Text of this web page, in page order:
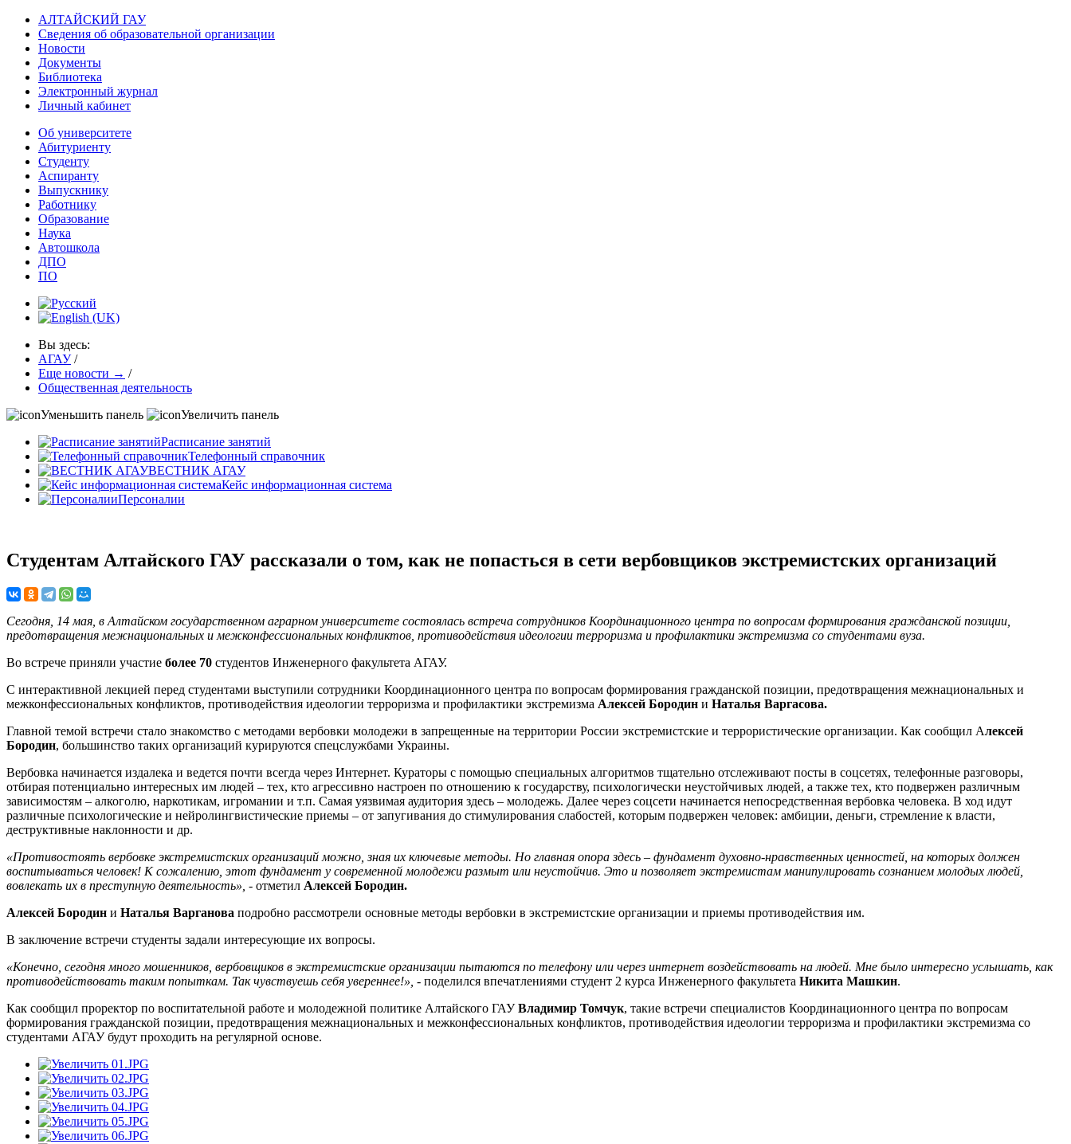
АЛТАЙСКИЙ ГАУ
Сведения об образовательной организации
Новости
Документы
Библиотека
Электронный журнал
Личный кабинет
Об университете
Абитуриенту
Студенту
Аспиранту
Выпускнику
Работнику
Образование
Наука
Автошкола
ДПО
ПО
Вы здесь:
АГАУ /
Еще новости → /
Общественная деятельность
Уменьшить панель
Увеличить панель
Расписание занятий
Телефонный справочник
ВЕСТНИК АГАУ
Кейс информационная система
Персоналии
Студентам Алтайского ГАУ рассказали о том, как не попасться в сети вербовщиков экстремистских организаций
Сегодня, 14 мая, в Алтайском государственном аграрном университете состоялась встреча сотрудников Координационного центра по вопросам формирования гражданской позиции,
предотвращения межнациональных и межконфессиональных конфликтов, противодействия идеологии терроризма и профилактики экстремизма со студентами вуза.
Во встрече приняли участие более 70 студентов Инженерного факультета АГАУ.
С интерактивной лекцией перед студентами выступили сотрудники Координационного центра по вопросам формирования гражданской позиции, предотвращения межнациональных и
межконфессиональных конфликтов, противодействия идеологии терроризма и профилактики экстремизма Алексей Бородин и Наталья Варгасова.
Главной темой встречи стало знакомство с методами вербовки молодежи в запрещенные на территории России экстремистские и террористические организации. Как сообщил Алексей
Бородин, большинство таких организаций курируются спецслужбами Украины.
Вербовка начинается издалека и ведется почти всегда через Интернет. Кураторы с помощью специальных алгоритмов тщательно отслеживают посты в соцсетях, телефонные разговоры,
отбирая потенциально интересных им людей – тех, кто агрессивно настроен по отношению к государству, психологически неустойчивых людей, а также тех, кто подвержен различным
зависимостям – алкоголю, наркотикам, игромании и т.п. Самая уязвимая аудитория здесь – молодежь. Далее через соцсети начинается непосредственная вербовка человека. В ход идут
различные психологические и нейролингвистические приемы – от запугивания до стимулирования слабостей, которым подвержен человек: амбиции, деньги, стремление к власти,
деструктивные наклонности и др.
«Противостоять вербовке экстремистских организаций можно, зная их ключевые методы. Но главная опора здесь – фундамент духовно-нравственных ценностей, на которых должен
воспитываться человек! К сожалению, этот фундамент у современной молодежи размыт или неустойчив. Это и позволяет экстремистам манипулировать сознанием молодых людей,
вовлекать их в преступную деятельность», - отметил Алексей Бородин.
Алексей Бородин и Наталья Варганова подробно рассмотрели основные методы вербовки в экстремистские организации и приемы противодействия им.
В заключение встречи студенты задали интересующие их вопросы.
«Конечно, сегодня много мошенников, вербовщиков в экстремистские организации пытаются по телефону или через интернет воздействовать на людей. Мне было интересно услышать, как
противодействовать таким попыткам. Так чувствуешь себя увереннее!», - поделился впечатлениями студент 2 курса Инженерного факультета Никита Машкин.
Как сообщил проректор по воспитательной работе и молодежной политике Алтайского ГАУВладимир Томчук, такие встречи специалистов Координационного центра по вопросам
формирования гражданской позиции, предотвращения межнациональных и межконфессиональных конфликтов, противодействия идеологии терроризма и профилактики экстремизма со
студентами АГАУ будут проходить на регулярной основе.